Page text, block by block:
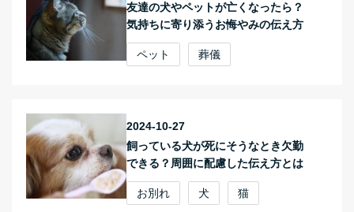
友達の犬やペットが亡くなったら？
気持ちに寄り添うお悔やみの伝え方
ペット 葬儀
2024-10-27
飼っている犬が死にそうなとき欠勤
できる？周囲に配慮した伝え方とは
お別れ 犬 猫